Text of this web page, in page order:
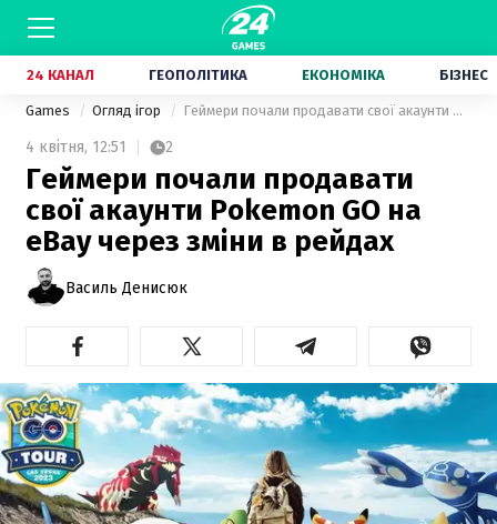
24 КАНАЛ ГЕОПОЛІТИКА ЕКОНОМІКА БІЗНЕС
Games Огляд ігор Геймери почали продавати свої акаунти Pokemon GO на eBay через зміни в рейдах
4 квітня, 12:51 2
Геймери почали продавати
свої акаунти Pokemon GO на
eBay через зміни в рейдах
Василь Денисюк